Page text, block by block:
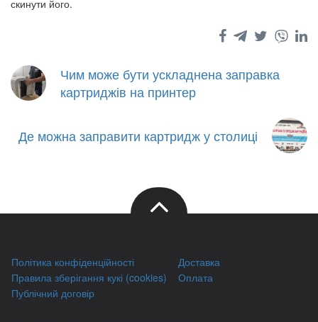
скинути його.
Чим може бути ускладнена заправка
картриджів на принтер
Де можна заправити картридж у столиці
Політика конфіденційності
Правила зберігання кукі (cookies)
Публічний договір
Доставка
Оплата